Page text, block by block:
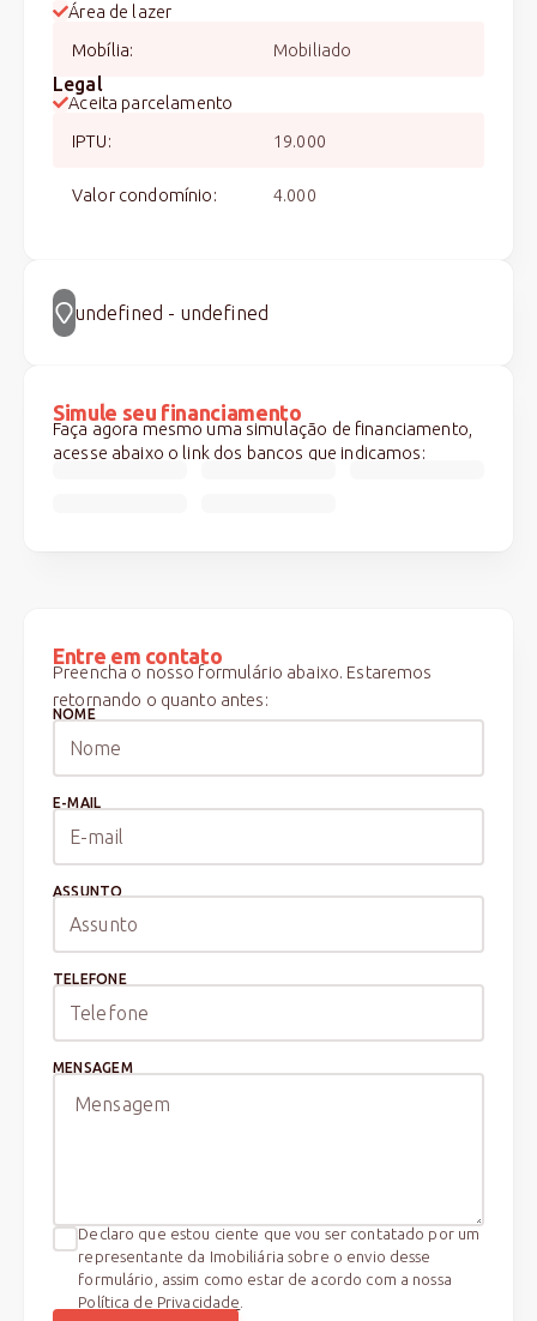
Área de lazer
Mobília: Mobiliado
Legal
Aceita parcelamento
IPTU: 19.000
Valor condomínio: 4.000
undefined - undefined
Simule seu financiamento
Faça agora mesmo uma simulação de financiamento,
acesse abaixo o link dos bancos que indicamos:
Entre em contato
Preencha o nosso formulário abaixo. Estaremos
retornando o quanto antes:
NOME
E-MAIL
ASSUNTO
TELEFONE
MENSAGEM
Declaro que estou ciente que vou ser contatado por um
representante da Imobiliária sobre o envio desse
formulário, assim como estar de acordo com a nossa
Política de Privacidade